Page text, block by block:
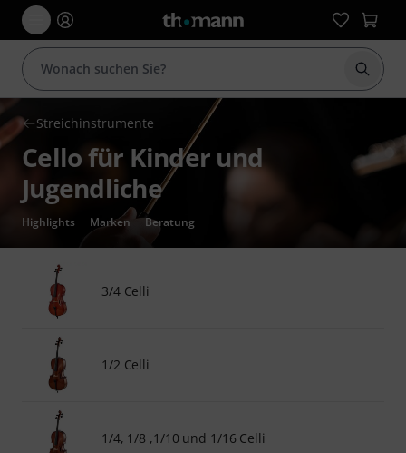
Suche
Streichinstrumente
Cello für Kinder und
Jugendliche
Highlights Marken Beratung
3/4 Celli
1/2 Celli
1/4, 1/8 ,1/10 und 1/16 Celli